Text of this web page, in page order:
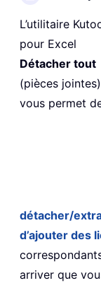
L’utilitaire
pour Excel
Détacher tout
(pièces jointes)
vous permet
détacher/
d’ajouter des
arriver que